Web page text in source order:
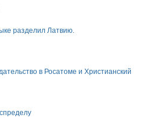
разделил Латвию.
в Росатоме и Христианский